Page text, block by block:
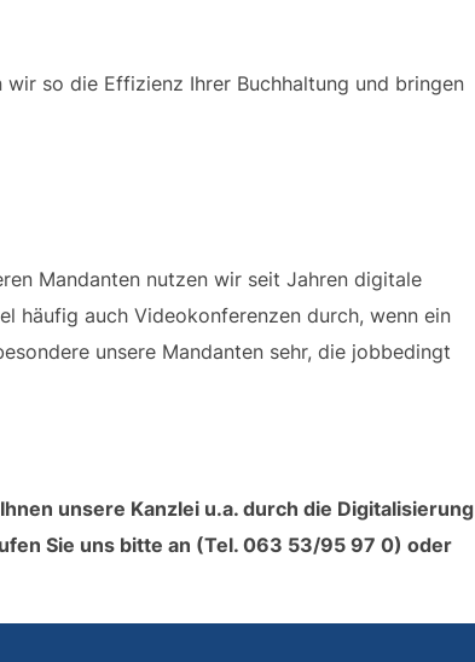
so die Effizienz Ihrer Buchhaltung und bringen
Mandanten nutzen wir seit Jahren digitale
häufig auch Videokonferenzen durch, wenn ein
unsere Mandanten sehr, die jobbedingt
unsere Kanzlei u.a. durch die Digitalisierung
Sie uns bitte an (Tel. 063 53/95 97 0) oder